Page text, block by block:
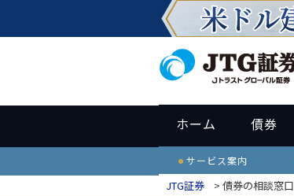
ホーム 債券
サービス案内
JTG証券 > 債券の相談窓口